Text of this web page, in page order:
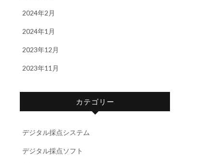
2024年2月
2024年1月
2023年12月
2023年11月
カテゴリー
デジタル採点システム
デジタル採点ソフト